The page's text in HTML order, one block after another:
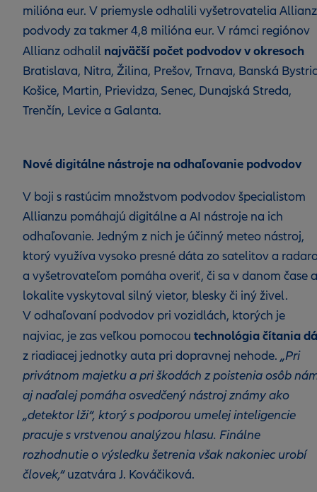
milióna eur. V priemysle odhalili vyšetrovatelia
podvody za takmer 4,8 milióna eur. V rámci regiónov
Allianz odhalil najväčší počet podvodov v okresoch
Bratislava, Nitra, Žilina, Prešov, Trnava, Banská
Košice, Martin, Prievidza, Senec, Dunajská Streda,
Trenčín, Levice a Galanta.
Nové digitálne nástroje na odhaľovanie podvodov
V boji s rastúcim množstvom podvodov špecialistom
Allianzu pomáhajú digitálne a AI nástroje na ich
odhaľovanie. Jedným z nich je účinný meteo nástroj,
ktorý využíva vysoko presné dáta zo satelitov a
a vyšetrovateľom pomáha overiť, či sa v danom čase a
lokalite vyskytoval silný vietor, blesky či iný živel.
V odhaľovaní podvodov pri vozidlách, ktorých je
najviac, je zas veľkou pomocou technológia čítania
z riadiacej jednotky auta pri dopravnej nehode. „Pri
privátnom majetku a pri škodách z poistenia osôb
aj naďalej pomáha osvedčený nástroj známy ako
„detektor lži“, ktorý s podporou umelej inteligencie
pracuje s vrstvenou analýzou hlasu. Finálne
rozhodnutie o výsledku šetrenia však nakoniec urobí
človek,“uzatvára J. Kováčiková.